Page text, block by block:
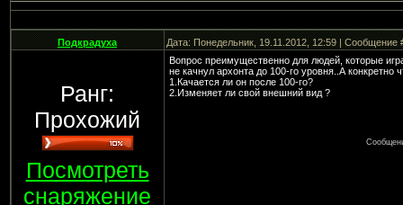
Подкрадуха Дата: Понедельник, 19.11.2012, 12:59 | Сообщение
Ранг:
Прохожий
Посмотреть
снаряжение
Вопрос преимущественно для людей, которые
не качнул архонта до 100-го уровня..А конкретно
1.Качается ли он после 100-го?
2.Изменяет ли свой внешний вид ?